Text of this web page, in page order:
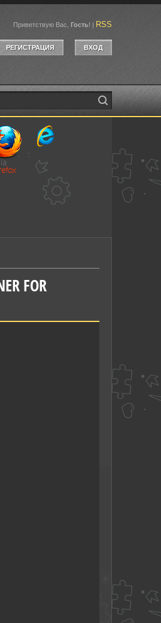
Приветствую Вас Гость! | RSS
РЕГИСТРАЦИЯ ВХОД
FOR